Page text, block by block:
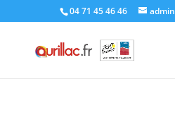
04 71 45 46 46